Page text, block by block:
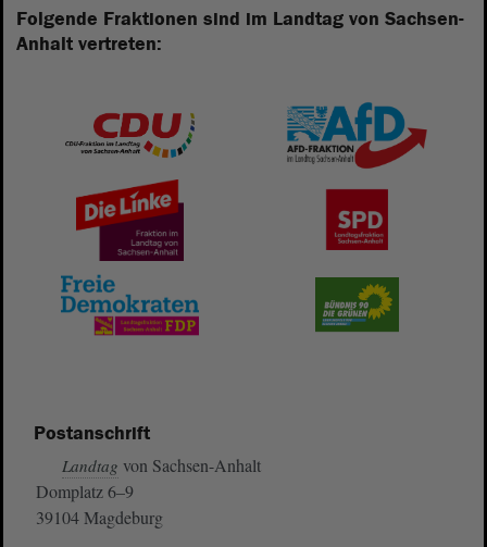
Folgende Fraktionen sind im Landtag von Sachsen-
Anhalt vertreten:
Postanschrift
Landtag von Sachsen-Anhalt
Domplatz 6–9
39104 Magdeburg